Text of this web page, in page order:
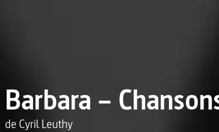
Barbara –
de Cyril Leuthy